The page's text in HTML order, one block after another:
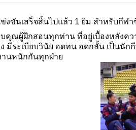
งขันเสร็จสิ้นไปแล้ว 1 ยิม สำหรับกีฬ
บคุณผู้ฝึกสอนทุกท่าน ที่อยู่เบื้องหลังค
ง มีระเบียบวินัย อดทน อดกลั้น เป็นนั
านหนักกันทุกฝ่าย